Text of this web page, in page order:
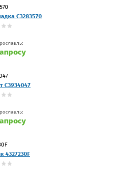
C3283570
C3934047
4327230F